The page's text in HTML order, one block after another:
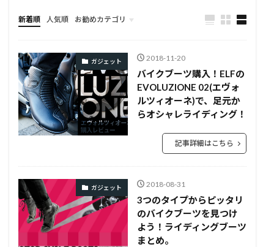
新着順 人気順 お勧めカテゴリ
TOP
ガジェット 2018-11-20
バイクブーツ購入！ELFの
EVOLUZIONE 02(エヴォ
ルツィオーネ)で、足元か
らオシャレライディング！
記事詳細はこちら
ガジェット 2018-08-31
3つのタイプからピッタリ
のバイクブーツを見つけ
よう！ライディングブーツ
まとめ。